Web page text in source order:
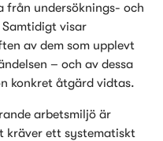
från undersöknings- och
visar
av dem som upplevt
– och av dessa
konkret åtgärd vidtas.
arbetsmiljö är
kräver ett systematiskt